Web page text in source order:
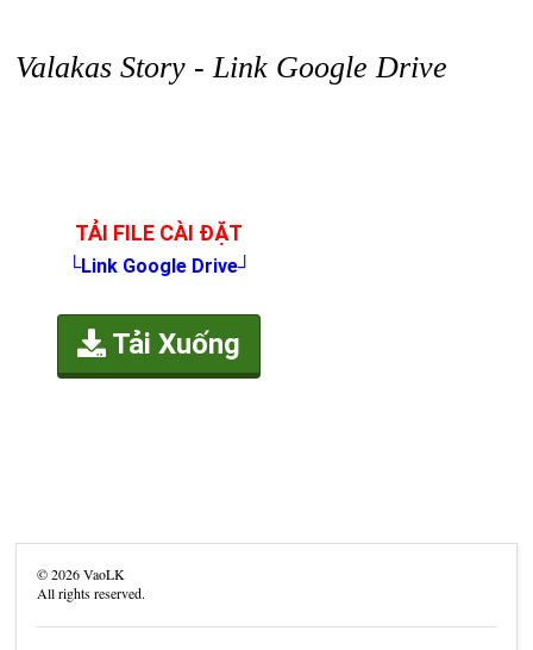
Valakas Story - Link Google Drive
TẢI FILE CÀI ĐẶT
└Link Google Drive┘
Tải Xuống
©2026VaoLK
All rights reserved.